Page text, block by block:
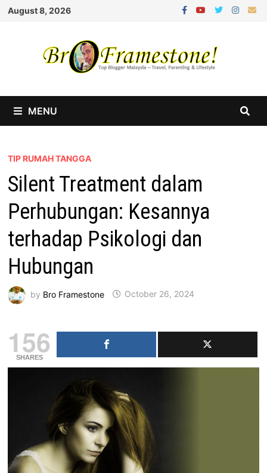
Skip
August 8, 2026
MENU
TIP RUMAH TANGGA
Silent Treatment dalam
Perhubungan: Kesannya
terhadap Psikologi dan
Hubungan
by Bro Framestone October 26, 2024
156
SHARES